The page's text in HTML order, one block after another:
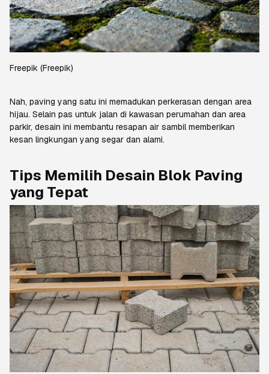
Freepik (Freepik)
Nah, paving yang satu ini memadukan perkerasan dengan area
hijau. Selain pas untuk jalan di kawasan perumahan dan area
parkir, desain ini membantu resapan air sambil memberikan
kesan lingkungan yang segar dan alami.
Tips Memilih Desain Blok Paving
yang Tepat